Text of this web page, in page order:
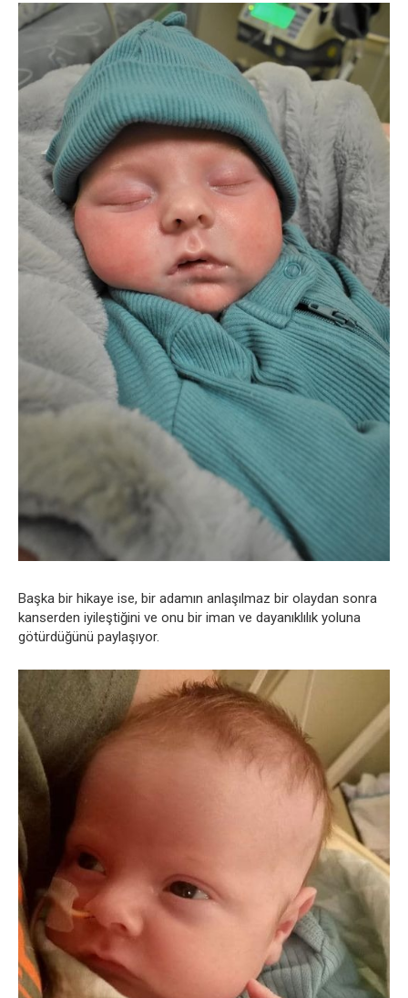
Başka bir hikaye ise, bir adamın anlaşılmaz bir olaydan sonra
kanserden iyileştiğini ve onu bir iman ve dayanıklılık yoluna
götürdüğünü paylaşıyor.